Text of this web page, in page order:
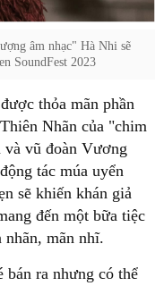
âm nhạc" Hà Nhi sẽ
SoundFest 2023
thỏa mãn phần
Nhãn của "chim
vũ đoàn Vương
tác múa uyển
sẽ khiến khán giả
đến một bữa tiệc
nhãn, mãn nhĩ.
ra nhưng có thể